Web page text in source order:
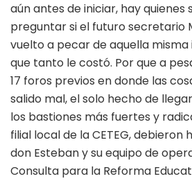
aún antes de iniciar, hay quienes
preguntar si el futuro secretario
vuelto a pecar de aquella
que tanto le costó. Por que a
17 foros previos en donde las
salido mal, el solo hecho de
los bastiones más fuertes y
filial local de la CETEG, debieron
don Esteban y su equipo de
Consulta para la Reforma